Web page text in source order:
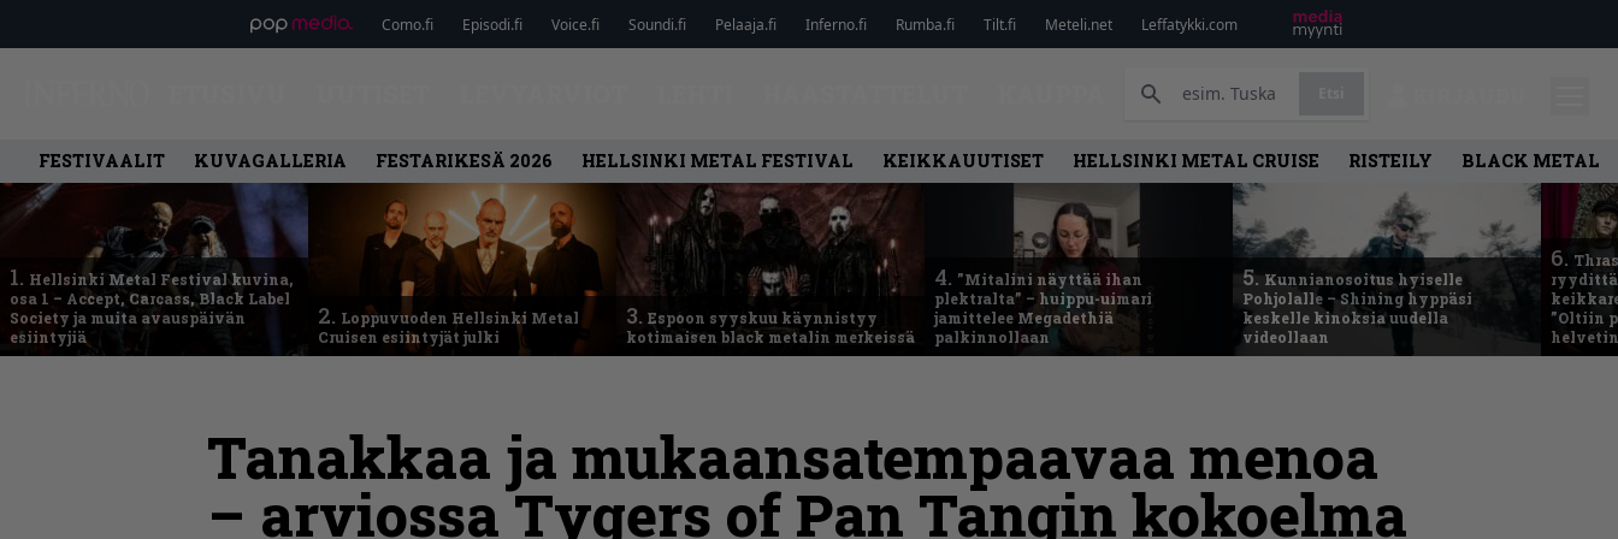
Como.fi Episodi.fi Voice.fi Soundi.fi Pelaaja.fi Inferno.fi Rumba.fi Tilt.fi Meteli.net Leffatykki.com
FESTIVAALIT KUVAGALLERIA FESTARIKESÄ 2026 HELLSINKI METAL FESTIVAL KEIKKAUUTISET HELLSINKI METAL CRUISE RISTEILY BLACK METAL
1. Hellsinki Metal Festival kuvina,
osa 1 – Accept, Carcass, Black Label
Society ja muita avauspäivän
esiintyjiä
2. Loppuvuoden Hellsinki Metal
Cruisen esiintyjät julki
3. Espoon syyskuu käynnistyy
kotimaisen black metalin merkeissä
4. ”Mitalini näyttää ihan
plektralta” – huippu-uimari
jamittelee Megadethiä
palkinnollaan
5. Kunnianosoitus hyiselle
Pohjolalle – Shining hyppäsi
keskelle kinoksia uudella
videollaan
6.
”Oltiin
Tanakkaa ja mukaansatempaavaa menoa
– arviossa Tygers of Pan Tangin kokoelma